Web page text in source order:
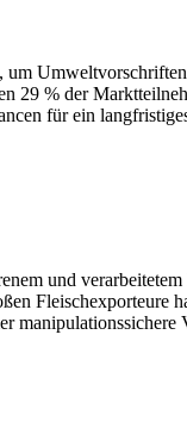
29 % der
für ein
und
Fleischexporteure